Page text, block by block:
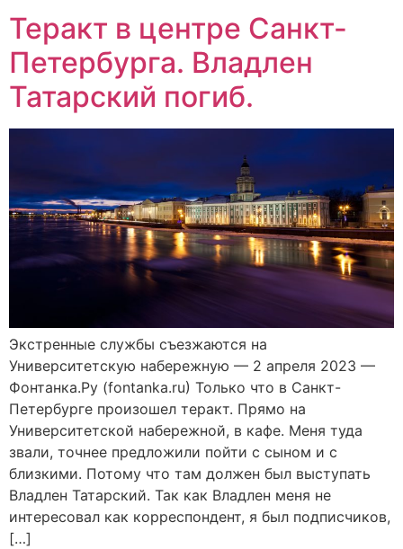
Теракт в центре Санкт-
Петербурга. Владлен
Татарский погиб.
Экстренные службы съезжаются на
Университетскую набережную — 2 апреля 2023 —
Фонтанка.Ру (fontanka.ru) Только что в Санкт-
Петербурге произошел теракт. Прямо на
Университетской набережной, в кафе. Меня туда
звали, точнее предложили пойти с сыном и с
близкими. Потому что там должен был выступать
Владлен Татарский. Так как Владлен меня не
интересовал как корреспондент, я был подписчиков,
[…]